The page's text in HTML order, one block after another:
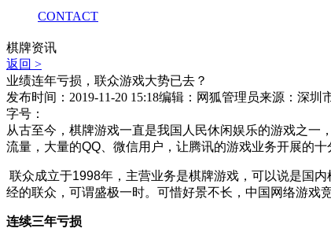
CONTACT
棋牌资讯
返回 >
业绩连年亏损，联众游戏大势已去？
发布时间：2019-11-20 15:18编辑：网狐管理员来源：深圳
字号：
从古至今，棋牌游戏一直是我国人民休闲娱乐的游戏之一
流量，大量的QQ、微信用户，让腾讯的游戏业务开展的
联众成立于1998年，主营业务是棋牌游戏，可以说是国
经的联众，可谓盛极一时。可惜好景不长，中国网络游戏
连续三年亏损